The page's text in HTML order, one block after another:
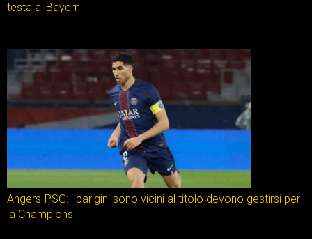
testa al Bayern
Angers-PSG: i parigini sono vicini al titolo devono gestirsi per
la Champions